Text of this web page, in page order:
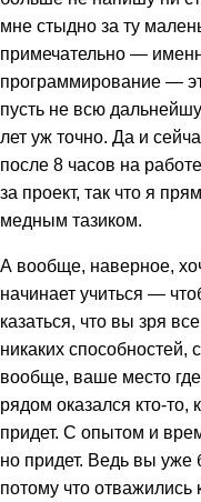
мне стыдно за ту
примечательно —
программирование —
пусть не всю
лет уж точно. Да и
после 8 часов на
за проект, так что я
медным тазиком.
А вообще, наверное,
начинает учиться —
казаться, что вы зря
никаких
вообще, ваше место
рядом оказался кто-то,
придет. С опытом и
но придет. Ведь вы
потому что